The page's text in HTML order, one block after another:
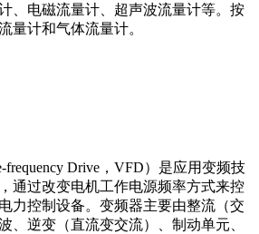
、电磁流量计、超声波流量计等。按
量计和气体流量计。
frequency Drive，VFD）是应用变频技
通过改变电机工作电源频率方式来控
力控制设备。变频器主要由整流（交
、逆变（直流变交流）、制动单元、